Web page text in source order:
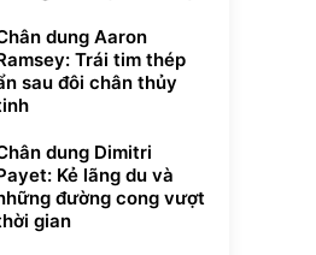
dung Aaron
Trái tim thép
sau đôi chân thủy
dung Dimitri
Kẻ lãng du và
đường cong vượt
gian